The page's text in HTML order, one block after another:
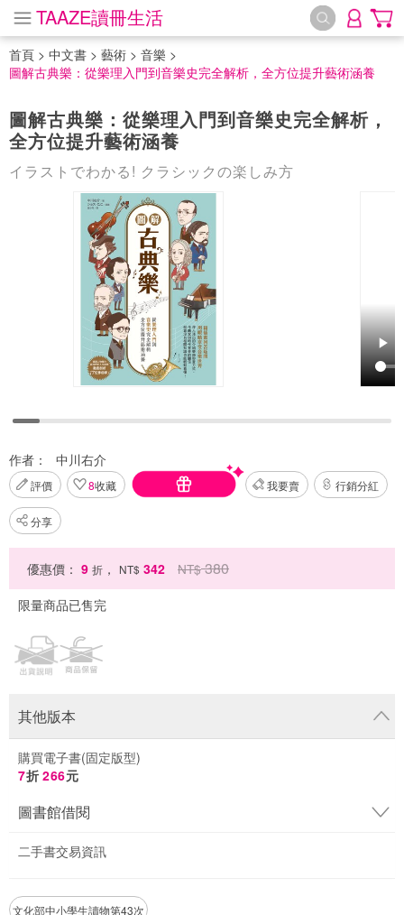
TAAZE讀冊生活
首頁 > 中文書 > 藝術 > 音樂 >
圖解古典樂：從樂理入門到音樂史完全解析，全方位提升藝術涵養
圖解古典樂：從樂理入門到音樂史完全解析，
全方位提升藝術涵養
イラストでわかる! クラシックの楽しみ方
作者： 中川右介
評價 8收藏 我要賣 行銷分紅
分享
優惠價： 9 折 ， NT$ 342 NT$ 380
限量商品已售完
其他版本
購買電子書(固定版型)
7折 266元
圖書館借閱
二手書交易資訊
文化部中小學生讀物第43次